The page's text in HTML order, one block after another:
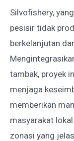
PESISIR
PANTAI
TIDAK
PRODUKTIF
Silvofishery,
pesisir tidak
berkelanjutan
tambak, proyek
menjaga
memberikan
masyarakat
zonasi yang